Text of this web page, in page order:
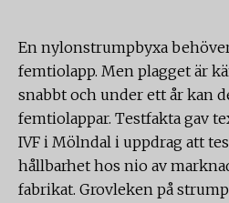
En nylonstrumpbyxa
femtiolapp. Men plagget är
snabbt och under ett år kan
femtiolappar. Testfakta gav
IVF i Mölndal i uppdrag att
hållbarhet hos nio av
fabrikat. Grovleken på